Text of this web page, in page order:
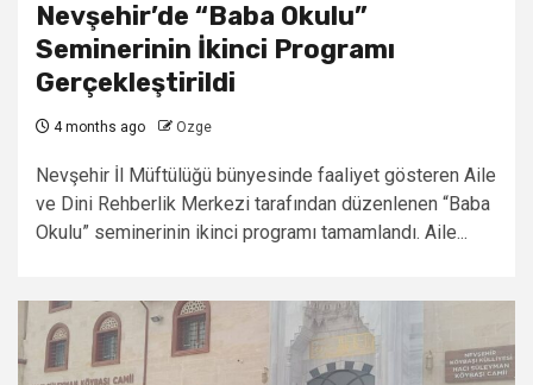
Nevşehir’de “Baba Okulu”
Seminerinin İkinci Programı
Gerçekleştirildi
4 months ago Ozge
Nevşehir İl Müftülüğü bünyesinde faaliyet gösteren Aile
ve Dini Rehberlik Merkezi tarafından düzenlenen “Baba
Okulu” seminerinin ikinci programı tamamlandı. Aile...